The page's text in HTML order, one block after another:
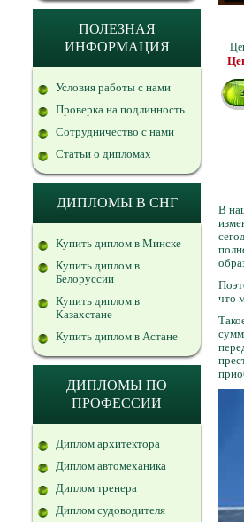
ПОЛЕЗНАЯ
ИНФОРМАЦИЯ
Условия работы с нами
Проверка на подлинность
Сотрудничество с нами
Статьи о дипломах
ДИПЛОМЫ В СНГ
Купить диплом в Минске
Купить диплом в
Белоруссии
Купить диплом в
Казахстане
Купить диплом в Астане
ДИПЛОМЫ ПО
ПРОФЕССИИ
Диплом архитектора
Диплом автомеханика
Диплом тренера
Диплом судоводителя
В
что